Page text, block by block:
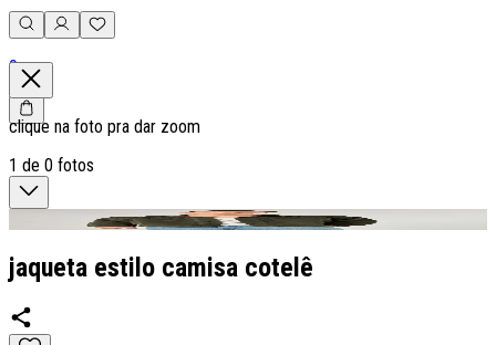
0
clique na foto pra dar zoom
1 de 0 fotos
jaqueta estilo camisa cotelê